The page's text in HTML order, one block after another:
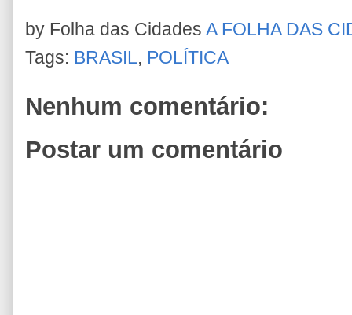
by Folha das Cidades A FOLHA DAS
Tags: BRASIL, POLÍTICA
Nenhum comentário:
Postar um comentário